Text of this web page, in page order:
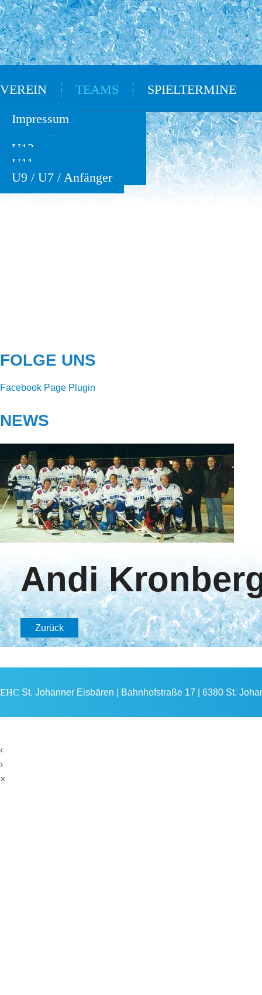
VEREIN TEAMS
Oldies
U13
U11
U9 / U7 / Anfänger
SPIELTERMINE
Impressum
FOLGE UNS
Facebook Page Plugin
NEWS
Andi
Zurück
EHC St. Johanner Eisbären | Bahnhofstraße 17 | 6380 St.
‹
›
×